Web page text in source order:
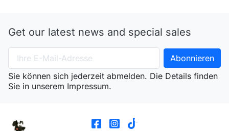
Get our latest news and special sales
Sie können sich jederzeit abmelden. Die Details finden
Sie in unserem Impressum.